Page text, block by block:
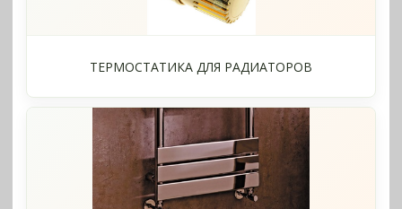
ТЕРМОСТАТИКА ДЛЯ РАДИАТОРОВ